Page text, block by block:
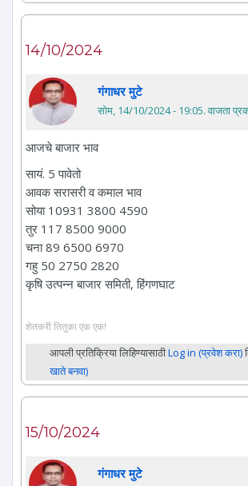
14/10/2024
गंगाधर मुटे
सोम, 14/10/2024 - 19:05. वाजता
आजचे बाजार भाव
सायं. 5 पावेतो
आवक सरासरी व कमाल भाव
सोया 10931 3800 4590
तुर 117 8500 9000
चना 89 6500 6970
गहु 50 2750 2820
कृषि उत्पन्न बाजार समिती, हिंगणघाट
शेतकरी तितुका एक एक!
आपली प्रतिक्रिया लिहिण्यासाठीLog in (प्रवेश करा)
खाते बनवा)
15/10/2024
गंगाधर मुटे